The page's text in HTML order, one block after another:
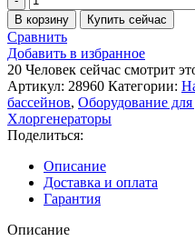
товара
Станция
контроля
качества
воды
Hayward
Hidrolife
(110
м3,
22
г/
ч)
В корзину Купить сейчас
Сравнить
Добавить в избранное
20 Человек сейчас смотрит
Артикул: 28960 Категории:
бассейнов, Оборудование
Хлоргенераторы
Поделиться:
Описание
Доставка и оплата
Гарантия
Описание